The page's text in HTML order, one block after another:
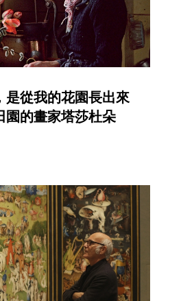
是從我的花園長出來
園的畫家塔莎杜朵